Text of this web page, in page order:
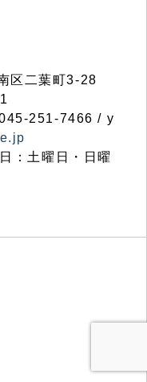
区二葉町3-28
251-7466 / y
：土曜日・日曜